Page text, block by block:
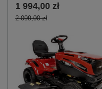
1 994,00 zł
2 099,00 zł